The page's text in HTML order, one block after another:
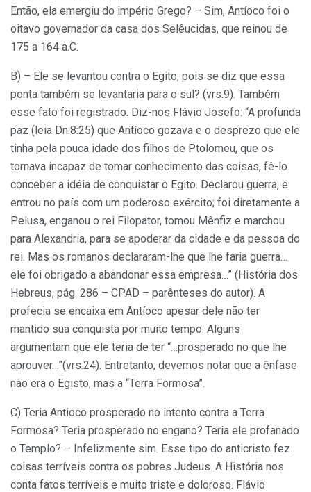
Então, ela emergiu do império Grego? – Sim, Antíoco foi o
oitavo governador da casa dos Selêucidas, que reinou de
175 a 164 a.C.
B) – Ele se levantou contra o Egito, pois se diz que essa
ponta também se levantaria para o sul? (vrs.9). Também
esse fato foi registrado. Diz-nos Flávio Josefo: “A profunda
paz (leia Dn.8:25) que Antíoco gozava e o desprezo que ele
tinha pela pouca idade dos filhos de Ptolomeu, que os
tornava incapaz de tomar conhecimento das coisas, fê-lo
conceber a idéia de conquistar o Egito. Declarou guerra, e
entrou no país com um poderoso exército; foi diretamente a
Pelusa, enganou o rei Filopator, tomou Mênfiz e marchou
para Alexandria, para se apoderar da cidade e da pessoa do
rei. Mas os romanos declararam-lhe que lhe faria guerra…
ele foi obrigado a abandonar essa empresa…” (História dos
Hebreus, pág. 286 – CPAD – parênteses do autor). A
profecia se encaixa em Antíoco apesar dele não ter
mantido sua conquista por muito tempo. Alguns
argumentam que ele teria de ter “…prosperado no que lhe
aprouver…”(vrs.24). Entretanto, devemos notar que a ênfase
não era o Egisto, mas a “Terra Formosa”.
C) Teria Antioco prosperado no intento contra a Terra
Formosa? Teria prosperado no engano? Teria ele profanado
o Templo? – Infelizmente sim. Esse tipo do anticristo fez
coisas terríveis contra os pobres Judeus. A História nos
conta fatos terríveis e muito triste e doloroso. Flávio